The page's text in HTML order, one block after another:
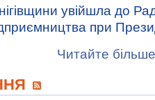
увійшла до
при
Читайте